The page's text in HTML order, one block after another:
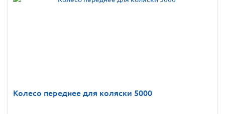
Колесо переднее для коляски 5000